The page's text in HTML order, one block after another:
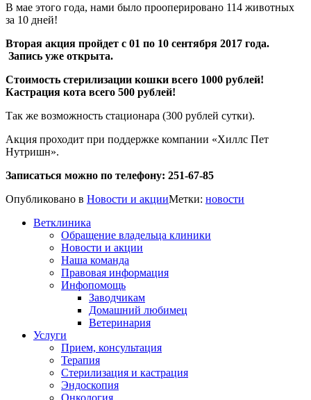
В мае этого года, нами было прооперировано 114 животных
за 10 дней!
Вторая акция пройдет с 01 по 10 сентября 2017 года.
Запись уже открыта.
Стоимость стерилизации кошки всего 1000 рублей!
Кастрация кота всего 500 рублей!
Так же возможность стационара (300 рублей сутки).
Акция проходит при поддержке компании «Хиллс Пет
Нутришн».
Записаться можно по телефону: 251-67-85
Опубликовано в Новости и акцииМетки: новости
Ветклиника
Обращение владельца клиники
Новости и акции
Наша команда
Правовая информация
Инфопомощь
Заводчикам
Домашний любимец
Ветеринария
Услуги
Прием, консультация
Терапия
Стерилизация и кастрация
Эндоскопия
Онкология